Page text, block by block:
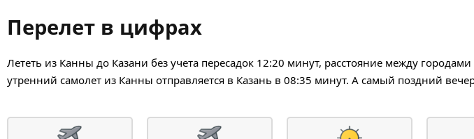
Перелет в цифрах
Лететь из Канны до Казани без учета пересадок 12:20 минут, расстояние между
утренний самолет из Канны отправляется в Казань в 08:35 минут. А самый поздний